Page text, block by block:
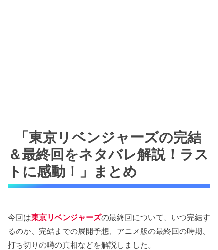
「東京リベンジャーズの完結
＆最終回をネタバレ解説！ラス
トに感動！」まとめ
今回は東京リベンジャーズの最終回について、いつ完結す
るのか、完結までの展開予想、アニメ版の最終回の時期、
打ち切りの噂の真相などを解説しました。